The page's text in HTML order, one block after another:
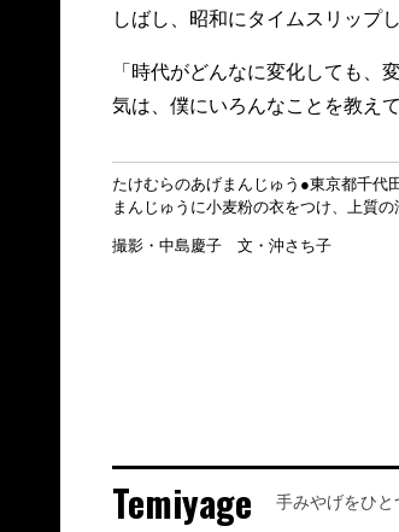
しばし、昭和にタイムスリップ
「時代がどんなに変化しても、
気は、僕にいろんなことを教えて
たけむらのあげまんじゅう●東京都千
まんじゅうに小麦粉の衣をつけ、上質
撮影・中島慶子 文・沖さち子
Temiyage 手みやげをひと